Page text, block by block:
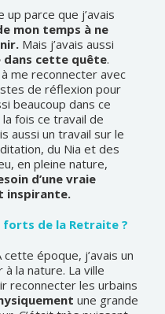
up parce que j’avais
mon temps à ne
Mais j’avais aussi
dans cette quête.
à me reconnecter avec
de réflexion pour
beaucoup dans ce
la fois ce travail de
aussi un travail sur le
du Nia et des
en pleine nature,
d’une vraie
inspirante.
de la Retraite ?
cette époque, j’avais un
la nature. La ville
reconnecter les urbains
une grande